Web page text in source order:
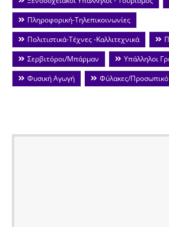
Πληροφορική-Τηλεπικοινωνίες
Πολιτιστικά-Τέχνες -Καλλιτεχνικά
Σερβιτόροι/Μπάρμαν
Υπάλληλοι
Φυσική Αγωγή
Φύλακες/